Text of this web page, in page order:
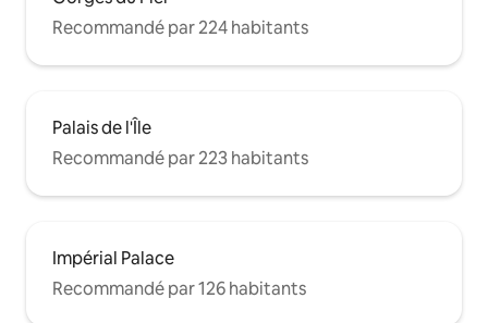
Recommandé par 224 habitants
Palais de l'Île
Recommandé par 223 habitants
Impérial Palace
Recommandé par 126 habitants